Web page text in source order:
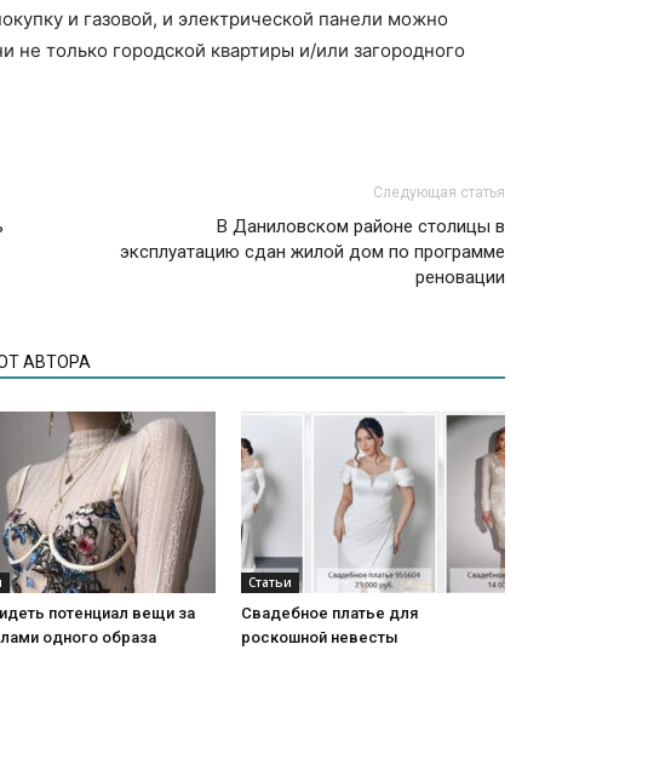
и газовой, и электрической панели можно
не только городской квартиры и/или загородного
Следующая статья
В Даниловском районе столицы в
эксплуатацию сдан жилой дом по программе
реновации
АВТОРА
потенциал вещи за
одного образа
Статьи
Свадебное платье для
роскошной невесты